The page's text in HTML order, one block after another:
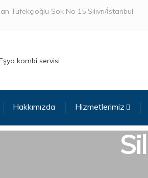
Tüfekçioğlu Sok No 15 Silivri/İstanbul
Hakkımızda Hizmetlerimiz